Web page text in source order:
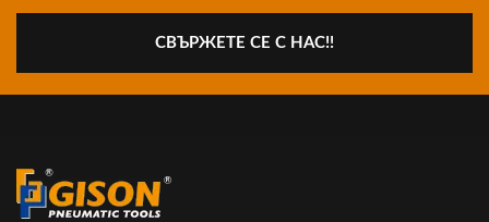
СВЪРЖЕТЕ СЕ С НАС!!